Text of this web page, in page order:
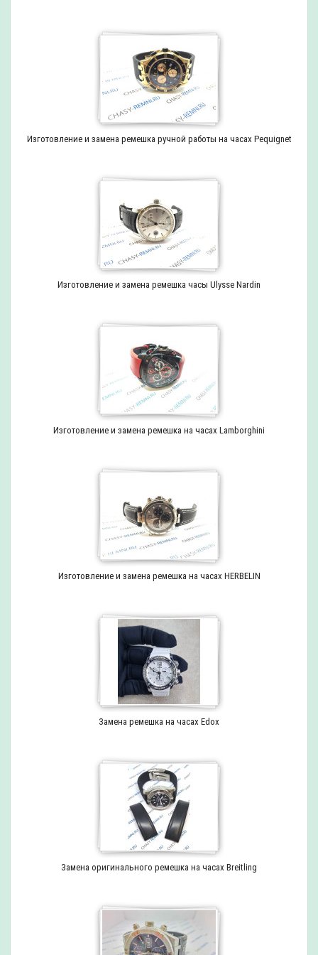
Изготовление и замена ремешка ручной работы на часах Pequignet
Изготовление и замена ремешка часы Ulysse Nardin
Изготовление и замена ремешка на часах Lamborghini
Изготовление и замена ремешка на часах HERBELIN
Замена ремешка на часах Edox
Замена оригинального ремешка на часах Breitling